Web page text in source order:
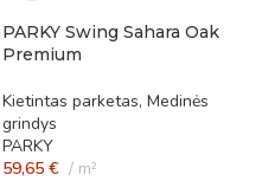
PARKY Swing Sahara Oak
Premium
Kietintas parketas, Medinės
grindys
PARKY
59,65 € m²